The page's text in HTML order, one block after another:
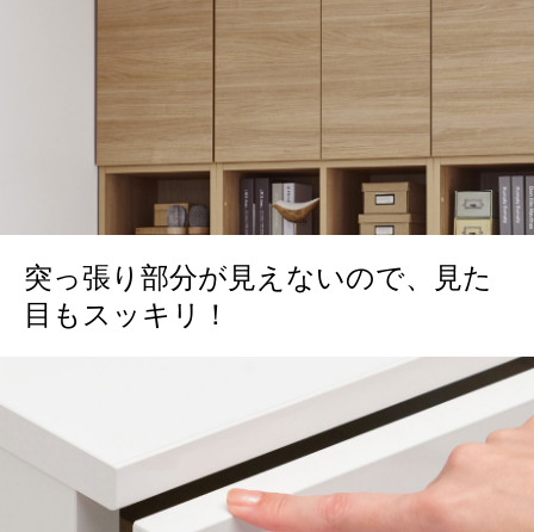
突っ張り部分が見えないので、見た
目もスッキリ！